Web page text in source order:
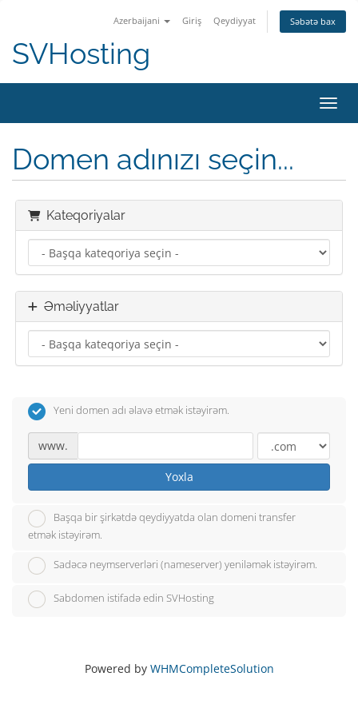
Azerbaijani Giriş Qeydiyyat Səbətə bax
SVHosting
Domen adınızı seçin...
Kateqoriyalar
Əməliyyatlar
Yeni domen adı əlavə etmək istəyirəm.
www.
Yoxla
Başqa bir şirkətdə qeydiyyatda olan domeni transfer
etmək istəyirəm.
Sadəcə neymserverləri (nameserver) yeniləmək istəyirəm.
Sabdomen istifadə edin SVHosting
Powered by WHMCompleteSolution